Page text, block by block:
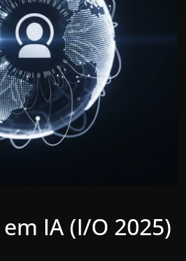
IA (I/O 2025)